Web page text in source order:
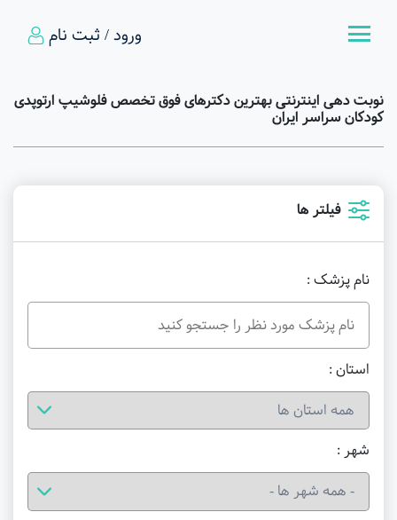
ورود / ثبت نام
نوبت دهی اینترنتی بهترین دکترهای فوق تخصص فلوشیپ ارتوپدی
کودکان سراسر ایران
فیلتر ها
نام پزشک :
استان :
شهر :